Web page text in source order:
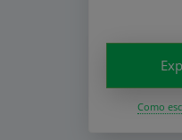
Como